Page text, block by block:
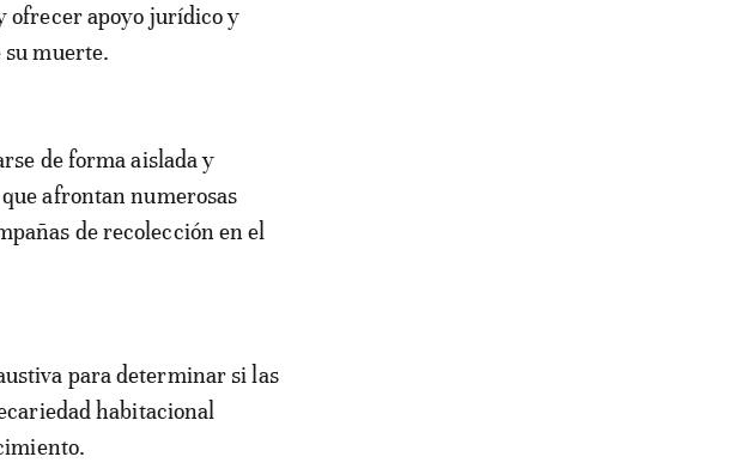
ofrecer apoyo jurídico y
muerte.
de forma aislada y
afrontan numerosas
de recolección en el
para determinar si las
habitacional